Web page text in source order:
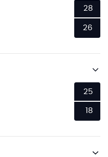
28
26
25
18